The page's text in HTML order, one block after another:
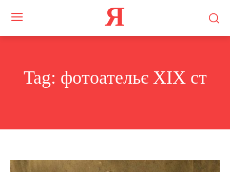
Я
Tag: фотоательє XIX ст